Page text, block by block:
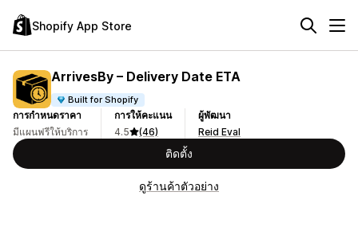
Shopify App Store
ArrivesBy – Delivery Date ETA
Built for Shopify
การกำหนดราคา
มีแผนฟรีให้บริการ
การให้คะแนน
4.5
(46)
ผู้พัฒนา
Reid Eval
ติดตั้ง
ดูร้านค้าตัวอย่าง